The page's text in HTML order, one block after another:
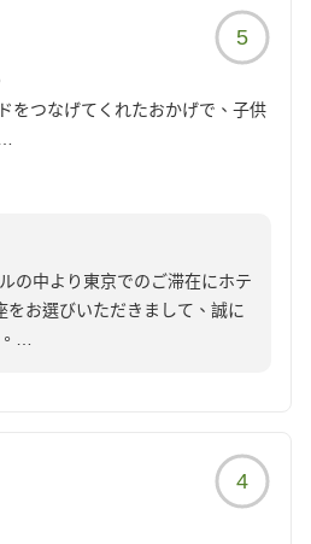
供しておりますのは、Ginza
自慢のレストランでございま
に関しましてご期待に沿うこと
けしてしまい、大変申し訳ござ
せいただいたお言葉を真摯に受
聞かせいただきまして、ありが
ひとりに寄り添い、「第二の我
ぎいただけるホテルとなれます
5
をつなげてくれたおかげで、子供
の立地です。ホテルの周辺には観
ひ再び利用したいと思います。
の中より東京でのご滞在にホテ
をお選びいただきまして、誠に
も皆さまに安心・安全・快適な
の新橋駅より徒歩5分圏内にあ
4